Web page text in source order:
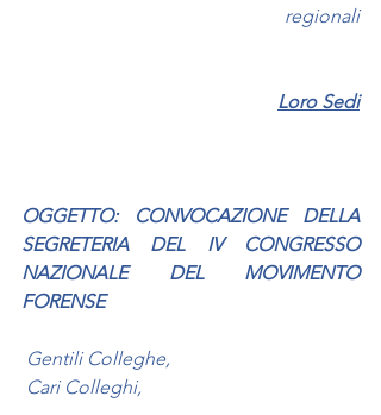
regionali
Loro Sedi
OGGETTO: CONVOCAZIONE DELLA
SEGRETERIA DEL IV CONGRESSO
NAZIONALE DEL MOVIMENTO
FORENSE
Gentili Colleghe,
Cari Colleghi,